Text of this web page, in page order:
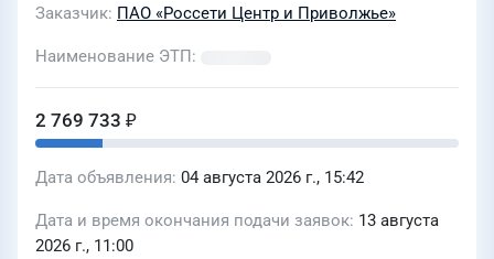
Заказчик ПАО «Россети Центр и Приволжье»
Наименование ЭТП
2 769 733 ₽
Дата объявления 04 августа 2026 г., 15:42
Дата и время окончания подачи заявок 13 августа
2026 г., 11:00